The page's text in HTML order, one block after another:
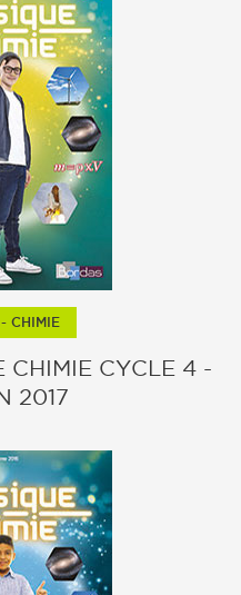
CHIMIE
CHIMIE CYCLE 4 -
2017